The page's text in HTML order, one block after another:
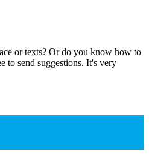
or texts? Or do you know how to
to send suggestions. It's very